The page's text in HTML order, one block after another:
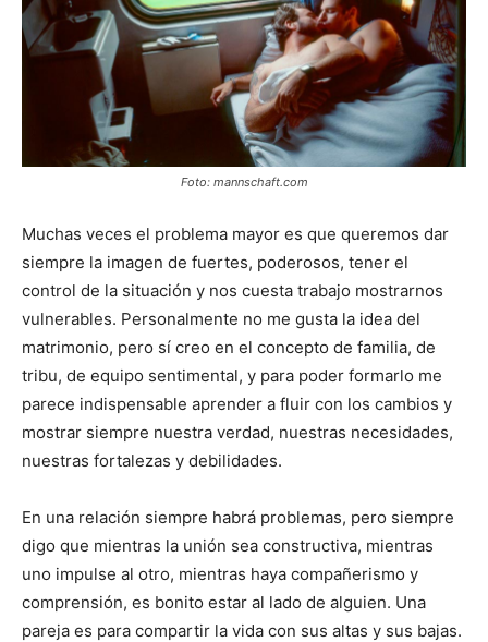
Foto: mannschaft.com
Muchas veces el problema mayor es que queremos dar
siempre la imagen de fuertes, poderosos, tener el
control de la situación y nos cuesta trabajo mostrarnos
vulnerables. Personalmente no me gusta la idea del
matrimonio, pero sí creo en el concepto de familia, de
tribu, de equipo sentimental, y para poder formarlo me
parece indispensable aprender a fluir con los cambios y
mostrar siempre nuestra verdad, nuestras necesidades,
nuestras fortalezas y debilidades.
En una relación siempre habrá problemas, pero siempre
digo que mientras la unión sea constructiva, mientras
uno impulse al otro, mientras haya compañerismo y
comprensión, es bonito estar al lado de alguien. Una
pareja es para compartir la vida con sus altas y sus bajas.